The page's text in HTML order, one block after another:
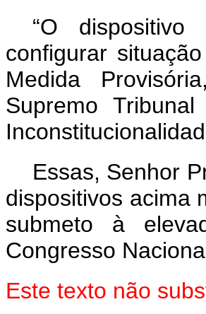
“O dispositivo
configurar
Medida
Supremo
Essas, Senhor
dispositivos acima
submeto à
Congresso
Este texto não